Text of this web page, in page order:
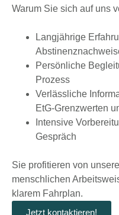
Warum Sie sich auf uns
Langjährige
Persönliche
Prozess
Verlässliche
EtG-Grenzwerten
Intensive
Gespräch
Sie profitieren von
menschlichen
klarem Fahrplan.
Jetzt kontaktieren!